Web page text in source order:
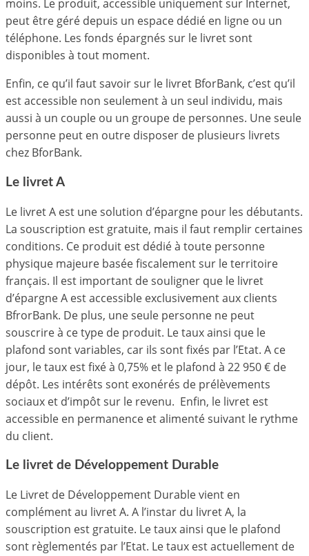
moins. Le produit, accessible uniquement sur Internet,
peut être géré depuis un espace dédié en ligne ou un
téléphone. Les fonds épargnés sur le livret sont
disponibles à tout moment.
Enfin, ce qu’il faut savoir sur le livret BforBank, c’est qu’il
est accessible non seulement à un seul individu, mais
aussi à un couple ou un groupe de personnes. Une seule
personne peut en outre disposer de plusieurs livrets
chez BforBank.
Le livret A
Le livret A est une solution d’épargne pour les débutants.
La souscription est gratuite, mais il faut remplir certaines
conditions. Ce produit est dédié à toute personne
physique majeure basée fiscalement sur le territoire
français. Il est important de souligner que le livret
d’épargne A est accessible exclusivement aux clients
BfrorBank. De plus, une seule personne ne peut
souscrire à ce type de produit. Le taux ainsi que le
plafond sont variables, car ils sont fixés par l’Etat. A ce
jour, le taux est fixé à 0,75% et le plafond à 22 950 € de
dépôt. Les intérêts sont exonérés de prélèvements
sociaux et d’impôt sur le revenu. Enfin, le livret est
accessible en permanence et alimenté suivant le rythme
du client.
Le livret de Développement Durable
Le Livret de Développement Durable vient en
complément au livret A. A l’instar du livret A, la
souscription est gratuite. Le taux ainsi que le plafond
sont règlementés par l’Etat. Le taux est actuellement de